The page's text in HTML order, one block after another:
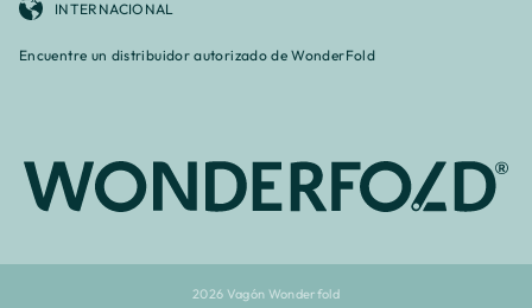
INTERNACIONAL
Encuentre un distribuidor autorizado de WonderFold
2026 Vagón Wonderfold